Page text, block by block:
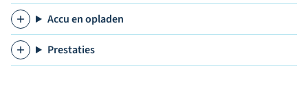
Accu en opladen
Prestaties